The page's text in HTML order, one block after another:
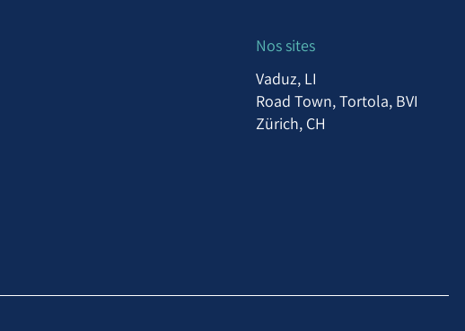
Nos sites
Vaduz, LI
Road Town, Tortola, BVI
Zürich, CH